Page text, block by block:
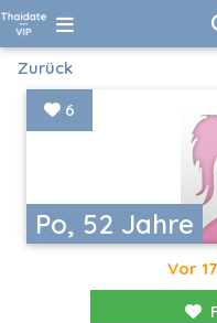
Zurück
Po, 52 Jahre
6
Vor